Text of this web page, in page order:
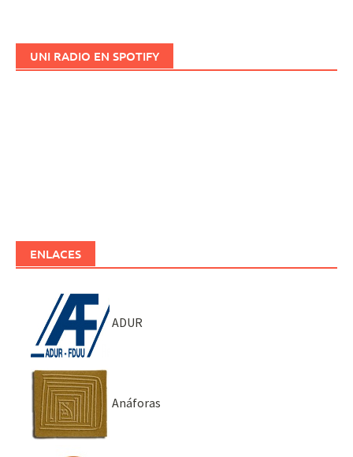
UNI RADIO EN SPOTIFY
ENLACES
ADUR
Anáforas